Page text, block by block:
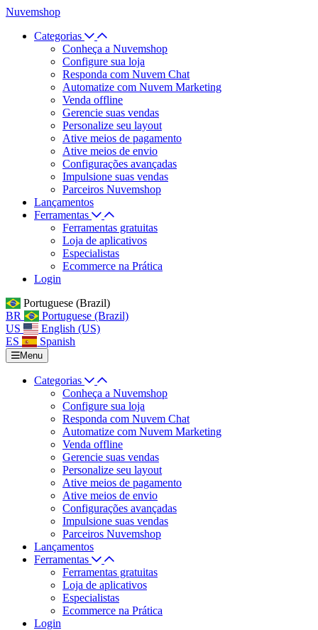
Nuvemshop
Categorias
Conheça a Nuvemshop
Configure sua loja
Responda com Nuvem Chat
Automatize com Nuvem Marketing
Venda offline
Gerencie suas vendas
Personalize seu layout
Ative meios de pagamento
Ative meios de envio
Configurações avançadas
Impulsione suas vendas
Parceiros Nuvemshop
Lançamentos
Ferramentas
Ferramentas gratuitas
Loja de aplicativos
Especialistas
Ecommerce na Prática
Login
Portuguese (Brazil)
BR
Portuguese (Brazil)
US
English (US)
ES
Spanish
Menu
Categorias
Conheça a Nuvemshop
Configure sua loja
Responda com Nuvem Chat
Automatize com Nuvem Marketing
Venda offline
Gerencie suas vendas
Personalize seu layout
Ative meios de pagamento
Ative meios de envio
Configurações avançadas
Impulsione suas vendas
Parceiros Nuvemshop
Lançamentos
Ferramentas
Ferramentas gratuitas
Loja de aplicativos
Especialistas
Ecommerce na Prática
Login